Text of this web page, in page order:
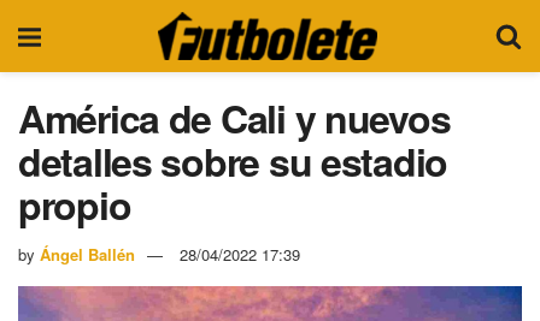
América de Cali y nuevos
detalles sobre su estadio
propio
by Ángel Ballén 28/04/2022 17:39